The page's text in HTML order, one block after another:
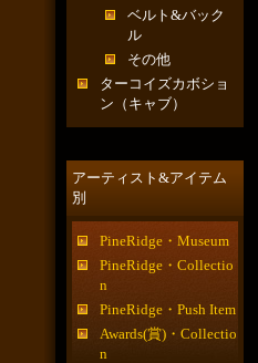
ベルト&バック
ル
その他
ターコイズカボショ
ン（キャブ）
アーティスト&アイテム
別
PineRidge・Museum
PineRidge・Collectio
n
PineRidge・Push Item
Awards(賞)・Collectio
n